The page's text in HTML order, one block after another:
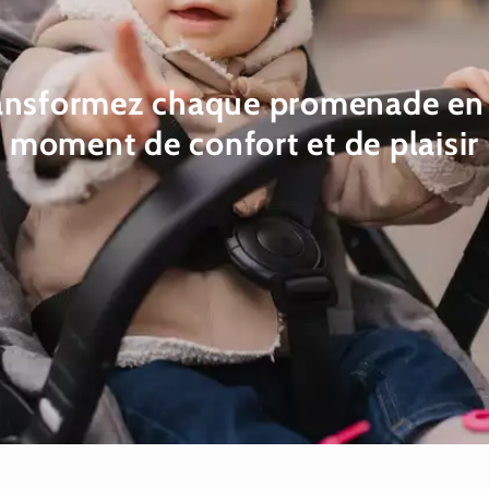
chaque promenade
moment de confort et de plaisir